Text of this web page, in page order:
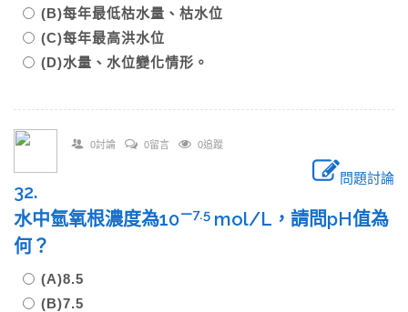
(B)每年最低枯水量、枯水位
(C)每年最高洪水位
(D)水量、水位變化情形。
0討論 0留言 0追蹤
問題討論
32.
水中氫氧根濃度為10－7.5 mol/L，請問pH值為
何？
(A)8.5
(B)7.5